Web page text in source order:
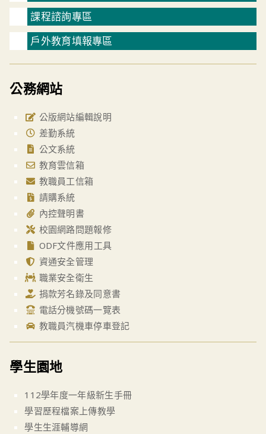
課程諮詢專區
戶外教育填報專區
公務網站
公版網站編輯說明
差勤系統
公文系統
教育雲信箱
教職員工信箱
請購系統
內控聲明書
校園網路問題報修
ODF文件應用工具
資通安全管理
職業安全衛生
捐款芳名錄及同意書
電話分機號碼一覽表
教職員汽機車停車登記
學生園地
112學年度一年級新生手冊
學習歷程檔案上傳教學
學生生涯輔導網